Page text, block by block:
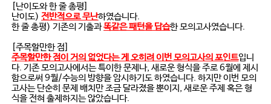
[난이도와 한 줄 총평]
난이도)전반적으로 무난하였습니다.
한 줄 총평) 기존의 기출과똑같은 패턴을 답습한 모의고사였습니다.
[주목할만한 점]
주목할만한 점이 거의 없었다는 게 오히려 이번 모의고사의 포인트입니
다. 기존 모의고사에서는 특이한 문제나, 새로운 형식을 주로 6월에 제시
함으로써 9월/수능의 방향을 암시하기도 하였습니다. 하지만 이번 모의
고사는 단순히 문제 배치만 조금 달라졌을 뿐이지, 새로운 주제 혹은 형
식을 전혀 출제하지는 않았습니다.